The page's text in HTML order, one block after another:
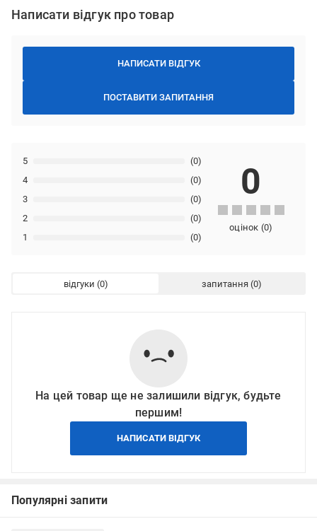
Написати відгук про товар
НАПИСАТИ ВІДГУК
ПОСТАВИТИ ЗАПИТАННЯ
1 (0)
2 (0)
3 (0)
4 (0)
5 (0)
0
оцінок (0)
відгуки запитання
На цей товар ще не залишили відгук, будьте
першим!
НАПИСАТИ ВІДГУК
Популярні запити